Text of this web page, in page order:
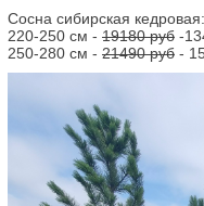
Сосна сибирская кедровая:
220-250 см - 19180 руб -
250-280 см - 21490 руб -